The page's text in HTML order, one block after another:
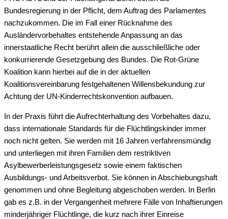
Bundesregierung in der Pflicht, dem Auftrag des Parlamentes
nachzukommen. Die im Fall einer Rücknahme des
Ausländervorbehaltes entstehende Anpassung an das
innerstaatliche Recht berührt allein die ausschließliche oder
konkurrierende Gesetzgebung des Bundes. Die Rot-Grüne
Koalition kann hierbei auf die in der aktuellen
Koalitionsvereinbarung festgehaltenen Willensbekundung zur
Achtung der UN-Kinderrechtskonvention aufbauen.
In der Praxis führt die Aufrechterhaltung des Vorbehaltes dazu,
dass internationale Standards für die Flüchtlingskinder immer
noch nicht gelten. Sie werden mit 16 Jahren verfahrensmündig
und unterliegen mit ihren Familien dem restriktiven
Asylbewerberleistungsgesetz sowie einem faktischen
Ausbildungs- und Arbeitsverbot. Sie können in Abschiebungshaft
genommen und ohne Begleitung abgeschoben werden. In Berlin
gab es z.B. in der Vergangenheit mehrere Fälle von Inhaftierungen
minderjähriger Flüchtlinge, die kurz nach ihrer Einreise